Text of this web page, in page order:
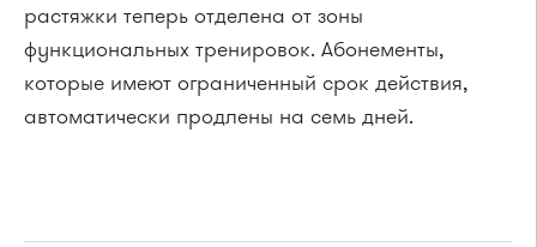
растяжки теперь отделена от зоны
функциональных тренировок. Абонементы,
которые имеют ограниченный срок действия,
автоматически продлены на семь дней.